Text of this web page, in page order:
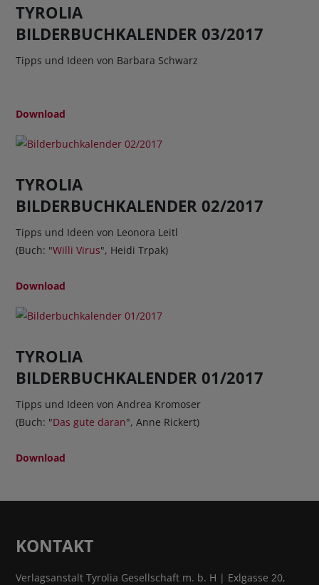
TYROLIA
BILDERBUCHKALENDER 03/2017
Tipps und Ideen von Barbara Schwarz
Download
TYROLIA
BILDERBUCHKALENDER 02/2017
Tipps und Ideen von Leonora Leitl
(Buch: "Willi Virus", Heidi Trpak)
Download
TYROLIA
BILDERBUCHKALENDER 01/2017
Tipps und Ideen von Andrea Kromoser
(Buch: "Das gute daran", Anne Rickert)
Download
KONTAKT
Verlagsanstalt Tyrolia Gesellschaft m. b. H | Exlgasse 20,